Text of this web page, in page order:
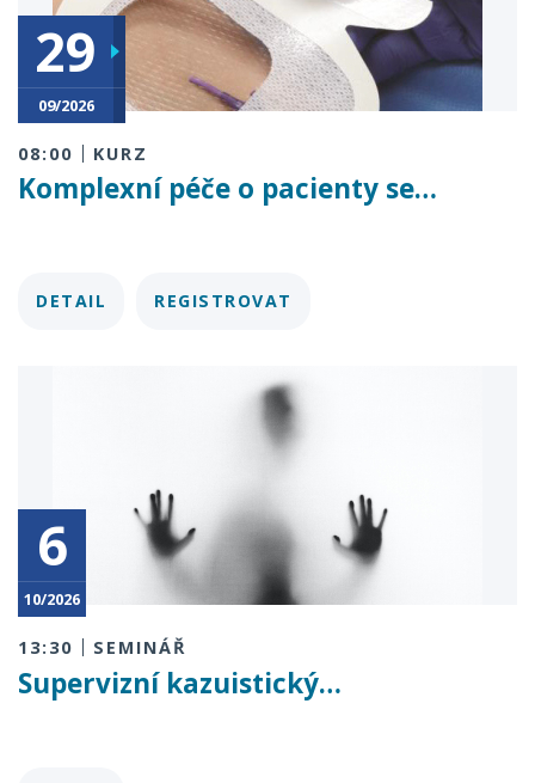
29
09/2026
20
10/2026
08:00 KURZ
Komplexní péče o pacienty se…
DETAIL REGISTROVAT
6
10/2026
13:30 SEMINÁŘ
Supervizní kazuistický…